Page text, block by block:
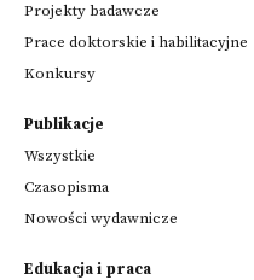
Projekty badawcze
Prace doktorskie i habilitacyjne
Konkursy
Publikacje
Wszystkie
Czasopisma
Nowości wydawnicze
Edukacja i praca